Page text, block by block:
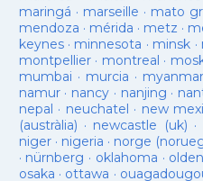
maringá · marseille · mato
mendoza · mérida · metz ·
keynes· minnesota · minsk ·
montpellier· montreal ·
mumbai · murcia · myanmar
namur· nancy · nanjing ·
nepal · neuchatel · new
(austràlia) · newcastle (uk) ·
niger· nigeria · norge
· nürnberg · oklahoma ·
osaka · ottawa ·